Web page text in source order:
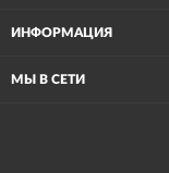
ИНФОРМАЦИЯ
МЫ В СЕТИ